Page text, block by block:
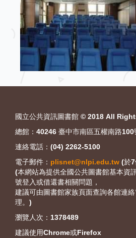
國立公共資訊圖書館 © 2018 All
總館：40246 臺中市南區五權南路100
連絡電話：(04) 2262-5100
電子郵件： plisnet@nlpi.edu.tw (於
(本網站為提供全國公共圖書館基本資
號登入或借還書相關問題，
建議可由圖書館家族頁面查詢各館連
理。)
瀏覽人次： 1378489
建議使用Chrome或Firefox